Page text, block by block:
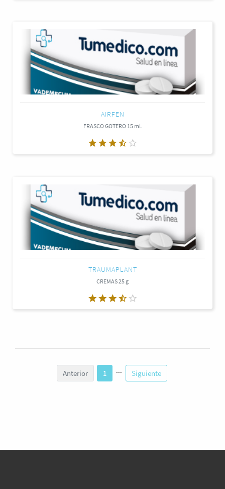
AIRFEN
FRASCO GOTERO 15 mL
TRAUMAPLANT
CREMAS 25 g
Anterior 1 ... Siguiente